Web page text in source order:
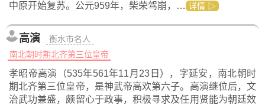
中原开始复苏。公元959年，柴荣驾崩，… 详情 ▷
高演
衡水市名人
南北朝时期北齐第三位皇帝
孝昭帝高演（535年561年11月23日），字延安，南北朝时
期北齐第三位皇帝，是神武帝高欢第六子。高演继位后，文
治武功兼盛，颇留心于政事，积极寻求及任用贤能为朝廷效